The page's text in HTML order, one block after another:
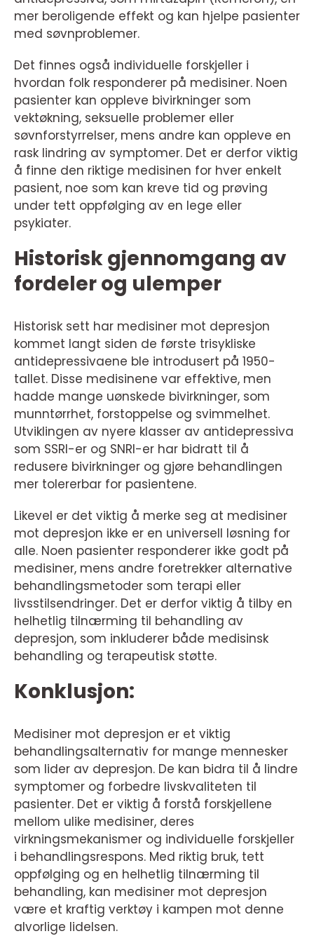
mer beroligende effekt og kan hjelpe pasienter
med søvnproblemer.
Det finnes også individuelle forskjeller i
hvordan folk responderer på medisiner. Noen
pasienter kan oppleve bivirkninger som
vektøkning, seksuelle problemer eller
søvnforstyrrelser, mens andre kan oppleve en
rask lindring av symptomer. Det er derfor viktig
å finne den riktige medisinen for hver enkelt
pasient, noe som kan kreve tid og prøving
under tett oppfølging av en lege eller
psykiater.
Historisk gjennomgang av
fordeler og ulemper
Historisk sett har medisiner mot depresjon
kommet langt siden de første trisykliske
antidepressivaene ble introdusert på 1950-
tallet. Disse medisinene var effektive, men
hadde mange uønskede bivirkninger, som
munntørrhet, forstoppelse og svimmelhet.
Utviklingen av nyere klasser av antidepressiva
som SSRI-er og SNRI-er har bidratt til å
redusere bivirkninger og gjøre behandlingen
mer tolererbar for pasientene.
Likevel er det viktig å merke seg at medisiner
mot depresjon ikke er en universell løsning for
alle. Noen pasienter responderer ikke godt på
medisiner, mens andre foretrekker alternative
behandlingsmetoder som terapi eller
livsstilsendringer. Det er derfor viktig å tilby en
helhetlig tilnærming til behandling av
depresjon, som inkluderer både medisinsk
behandling og terapeutisk støtte.
Konklusjon:
Medisiner mot depresjon er et viktig
behandlingsalternativ for mange mennesker
som lider av depresjon. De kan bidra til å lindre
symptomer og forbedre livskvaliteten til
pasienter. Det er viktig å forstå forskjellene
mellom ulike medisiner, deres
virkningsmekanismer og individuelle forskjeller
i behandlingsrespons. Med riktig bruk, tett
oppfølging og en helhetlig tilnærming til
behandling, kan medisiner mot depresjon
være et kraftig verktøy i kampen mot denne
alvorlige lidelsen.